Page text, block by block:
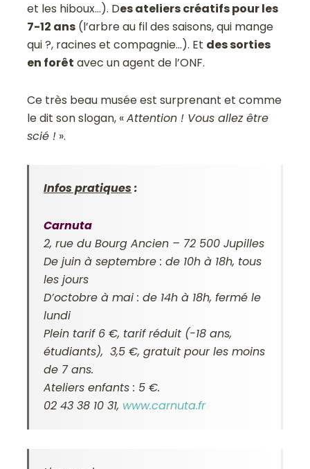
et les hiboux…). Des ateliers créatifs pour les
7-12 ans (l’arbre au fil des saisons, qui mange
qui ?, racines et compagnie…). Et des sorties
en forêt avec un agent de l’ONF.
Ce très beau musée est surprenant et comme
le dit son slogan, «Attention ! Vous allez être
scié ! ».
Infos pratiques:
Carnuta
2, rue du Bourg Ancien – 72 500 Jupilles
De juin à septembre : de 10h à 18h, tous
les jours
D’octobre à mai : de 14h à 18h, fermé le
lundi
Plein tarif 6 €, tarif réduit (-18 ans,
étudiants), 3,5 €, gratuit pour les moins
de 7 ans.
Ateliers enfants : 5 €.
02 43 38 10 31, www.carnuta.fr